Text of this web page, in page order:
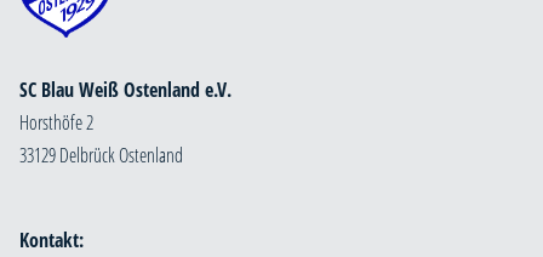
SC Blau Weiß Ostenland e.V.
Horsthöfe 2
33129 Delbrück Ostenland
Kontakt: